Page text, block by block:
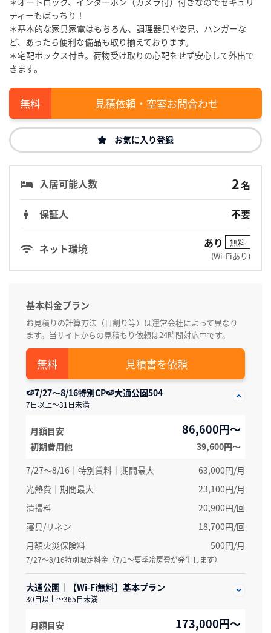
ティーもばっちり！
＊基本的な家具家電はもちろん、調理器具や姿見、ハンガーな
ど、あったら便利な備品も取り揃えております。
＊宅配ボックス付き。荷物受け取りの心配をせず安心して外出で
きます。
見積依頼・空室お問合わせ
お気に入り登録
入居可能人数 2名
保証人
不要
ネット環境 あり
無料
(Wi-Fiあり)
基本料金プラン
お見積りの計算方法（日割り等）は運営会社によって異なり
ます。当サイトからの見積もり依頼は24時間対応中です。
見積書を依頼
🍉7/27～8/16特別CP🍉大通公園504
7日以上～31日未満
月額目安 86,600円～
初期費用他
39,600円〜
7/27～8/16｜特別賃料｜期間最大
63,000円/月
光熱費｜期間最大
23,100円/月
清掃料
20,900円/回
寝具/リネン
18,700円/回
月額火災保険料
500円/月
7/27～8/16特別限定料金（7/1～夏季冷房費が発生します）
大通公園｜【Wi-Fi無料】基本プラン
30日以上～365日未満
月額目安 173,000円～